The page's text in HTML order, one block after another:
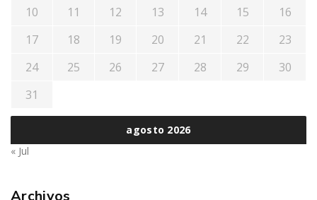
agosto 2026
10
11 12 13 14 15
16
17
18 19 20 21 22
23
24
25 26 27 28 29
30
31
« Jul